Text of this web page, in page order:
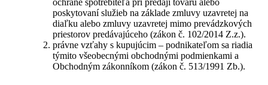
ochrane spotrebiteľa pri predaji tovaru alebo
poskytovaní služieb na základe zmluvy uzavretej na
diaľku alebo zmluvy uzavretej mimo prevádzkových
priestorov predávajúceho (zákon č. 102/2014 Z.z.).
právne vzťahy s kupujúcim – podnikateľom sa riadia
týmito všeobecnými obchodnými podmienkami a
Obchodným zákonníkom (zákon č. 513/1991 Zb.).